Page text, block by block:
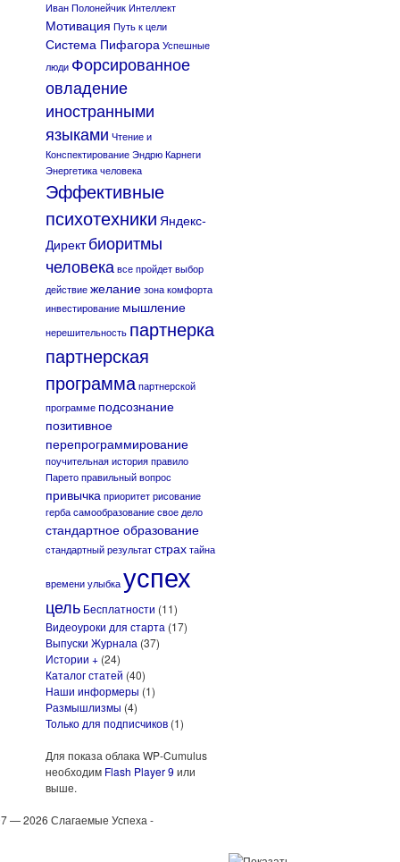
Иван Полонейчик Интеллект
Мотивация Путь к цели
Система Пифагора Успешные
люди Форсированное
овладение
иностранными
языками Чтение и
Конспектирование Эндрю Карнеги
Энергетика человека
Эффективные
психотехники Яндекс-
Директбиоритмы
человека все пройдет выбор
действие желание зона комфорта
инвестирование мышление
нерешительность партнерка
партнерская
программа партнерской
программе подсознание
позитивное
перепрограммирование
поучительная история правило
Парето правильный вопрос
привычка приоритет рисование
герба самообразование свое дело
стандартное образование
стандартный результат страх тайна
времени улыбка успех
цель Бесплатности (11)
Видеоуроки для старта (17)
Выпуски Журнала (37)
Истории + (24)
Каталог статей (40)
Наши информеры (1)
Размышлизмы (4)
Только для подписчиков (1)
Для показа облака WP-Cumulus
необходим Flash Player 9 или
выше.
— 2026 Слагаемые Успеха -